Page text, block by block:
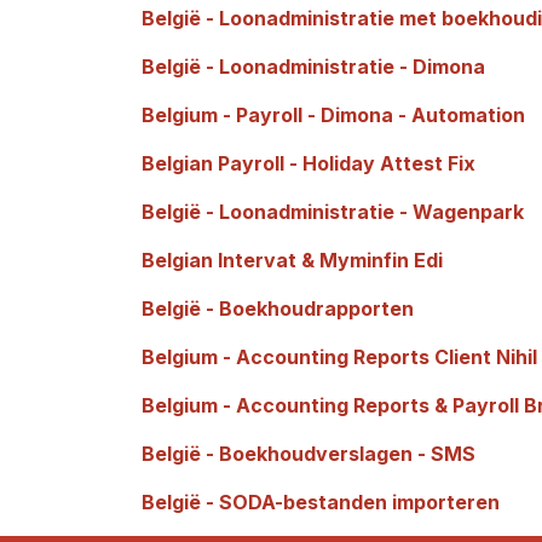
België - Loonadministratie met
België - Loonadministratie - Dimona
Belgium - Payroll - Dimona - Automation
Belgian Payroll - Holiday Attest Fix
België - Loonadministratie - Wagenpark
Belgian Intervat & Myminfin Edi
België - Boekhoudrapporten
Belgium - Accounting Reports Client Nihil
Belgium - Accounting Reports & Payroll
België - Boekhoudverslagen - SMS
België - SODA-bestanden importeren